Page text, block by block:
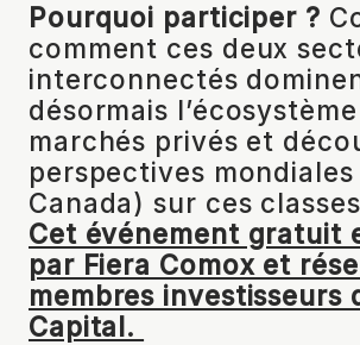
Pourquoi participer ?
comment ces deux
interconnectés
désormais
marchés privés et
perspectives mondiales
Canada) sur ces
Cet événement gratuit
par Fiera Comox et
membres investisseurs
Capital.